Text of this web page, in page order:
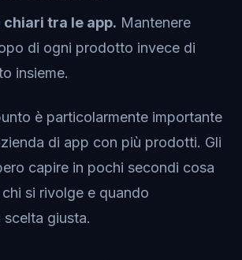
chiari tra le app. Mantenere
di ogni prodotto invece di
insieme.
è particolarmente importante
di app con più prodotti. Gli
capire in pochi secondi cosa
si rivolge e quando
scelta giusta.